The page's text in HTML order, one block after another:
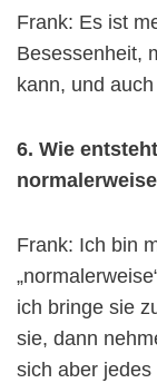
Frank: Es ist
Besessenheit,
kann, und
6. Wie
Frank: Ich bin
ich bringe sie
sie, dann
sich aber